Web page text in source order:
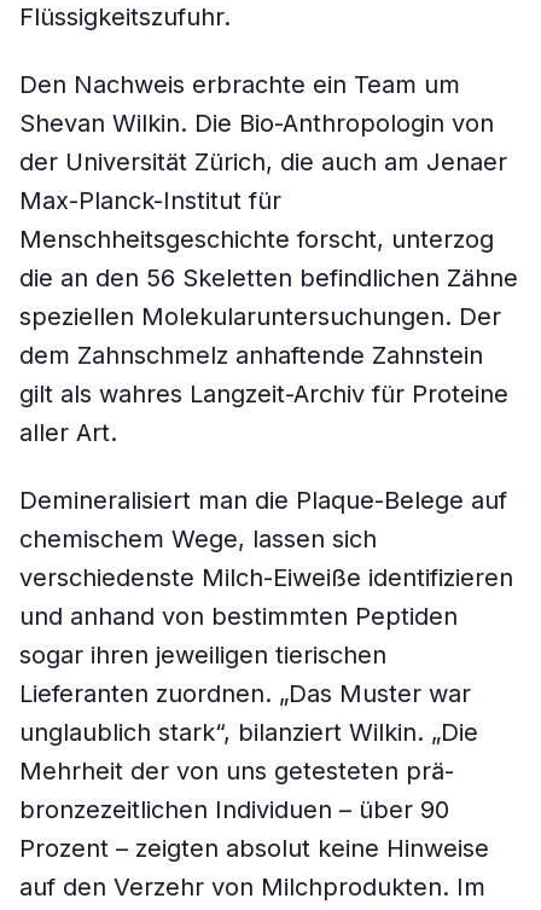
Flüssigkeitszufuhr.
Den Nachweis erbrachte ein Team um
Shevan Wilkin. Die Bio-Anthropologin von
der Universität Zürich, die auch am Jenaer
Max-Planck-Institut für
Menschheitsgeschichte forscht, unterzog
die an den 56 Skeletten befindlichen Zähne
speziellen Molekularuntersuchungen. Der
dem Zahnschmelz anhaftende Zahnstein
gilt als wahres Langzeit-Archiv für Proteine
aller Art.
Demineralisiert man die Plaque-Belege auf
chemischem Wege, lassen sich
verschiedenste Milch-Eiweiße identifizieren
und anhand von bestimmten Peptiden
sogar ihren jeweiligen tierischen
Lieferanten zuordnen. „Das Muster war
unglaublich stark“, bilanziert Wilkin. „Die
Mehrheit der von uns getesteten prä-
bronzezeitlichen Individuen – über 90
Prozent – zeigten absolut keine Hinweise
auf den Verzehr von Milchprodukten. Im